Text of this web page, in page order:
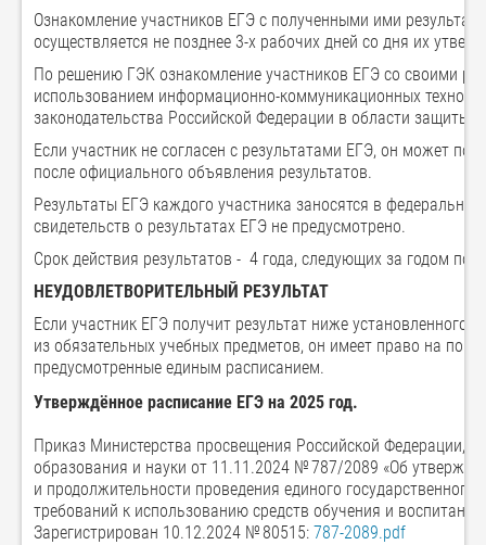
Ознакомление участников ЕГЭ с полученными ими
осуществляется не позднее 3-х рабочих дней со дня их
По решению ГЭК ознакомление участников ЕГЭ со своими
использованием информационно-коммуникационных
законодательства Российской Федерации в области защиты
Если участник не согласен с результатами ЕГЭ, он может
после официального объявления результатов.
Результаты ЕГЭ каждого участника заносятся в
свидетельств о результатах ЕГЭ не предусмотрено.
Срок действия результатов - 4 года, следующих за годом
НЕУДОВЛЕТВОРИТЕЛЬНЫЙ РЕЗУЛЬТАТ
Если участник ЕГЭ получит результат ниже установленного
из обязательных учебных предметов, он имеет право на
предусмотренные единым расписанием.
Утверждённое расписание ЕГЭ на 2025 год.
Приказ Министерства просвещения Российской Федерации,
образования и науки от 11.11.2024 № 787/2089 «Об
и продолжительности проведения единого
требований к использованию средств обучения и
Зарегистрирован 10.12.2024 № 80515: 787-2089.pdf